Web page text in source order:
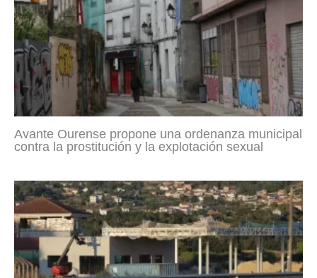
Avante Ourense propone una ordenanza municipal
contra la prostitución y la explotación sexual